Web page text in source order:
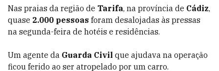
Nas praias da região de Tarifa, na província de Cádiz,
quase 2.000 pessoas foram desalojadas às pressas
na segunda-feira de hotéis e residências.
Um agente da Guarda Civil que ajudava na operação
ficou ferido ao ser atropelado por um carro.